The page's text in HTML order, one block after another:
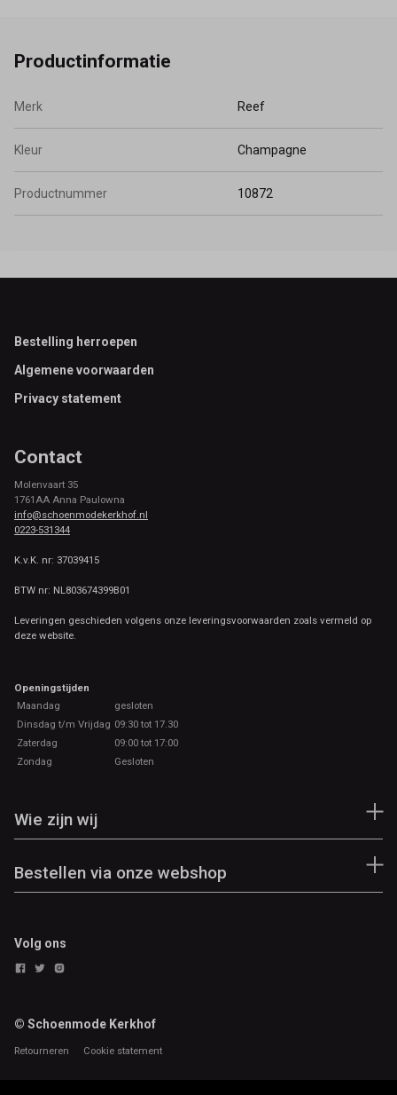
Productinformatie
Merk Reef
Kleur Champagne
Productnummer 10872
Footer
Bestelling herroepen
Algemene voorwaarden
Privacy statement
Contact
Molenvaart 35
1761AA Anna Paulowna
info@schoenmodekerkhof.nl
0223-531344
K.v.K. nr: 37039415
BTW nr: NL803674399B01
Leveringen geschieden volgens onze leveringsvoorwaarden zoals vermeld op
deze website.
Openingstijden
Maandag
gesloten
Dinsdag t/m Vrijdag 09:30 tot 17.30
Zaterdag
09:00 tot 17:00
Zondag
Gesloten
Wie zijn wij
Bestellen via onze webshop
Volg ons
© Schoenmode Kerkhof
Retourneren Cookie statement